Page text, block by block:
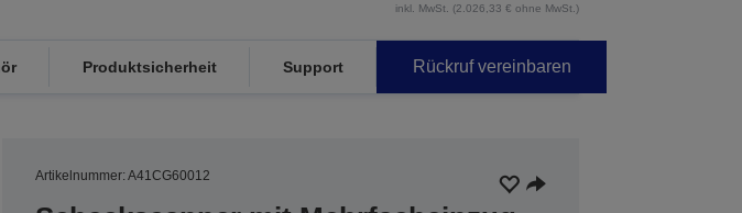
inkl. MwSt. (2.026,33 € ohne MwSt.)
Produktsicherheit Support Rückruf vereinbaren
Artikelnummer: A41CG60012